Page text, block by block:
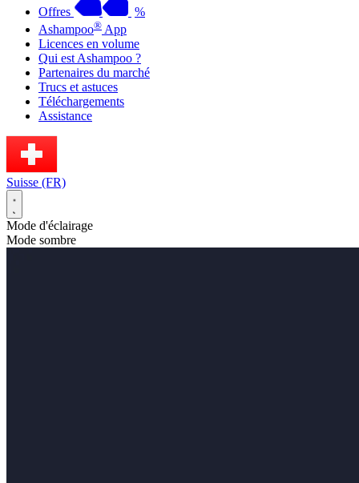
Offres
%
Ashampoo® App
Licences en volume
Qui est Ashampoo ?
Partenaires du marché
Trucs et astuces
Téléchargements
Assistance
Suisse (FR)
Mode d'éclairage
Mode sombre